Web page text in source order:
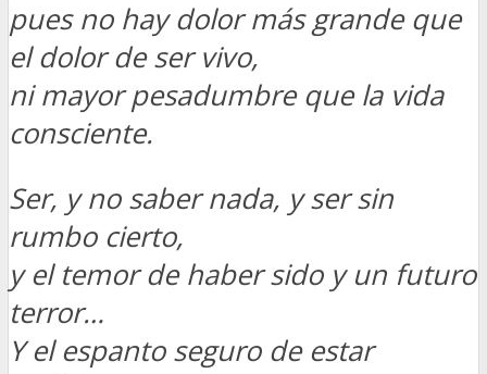
pues no hay dolor más grande que
el dolor de ser vivo,
ni mayor pesadumbre que la vida
consciente.
Ser, y no saber nada, y ser sin
rumbo cierto,
y el temor de haber sido y un futuro
terror…
Y el espanto seguro de estar